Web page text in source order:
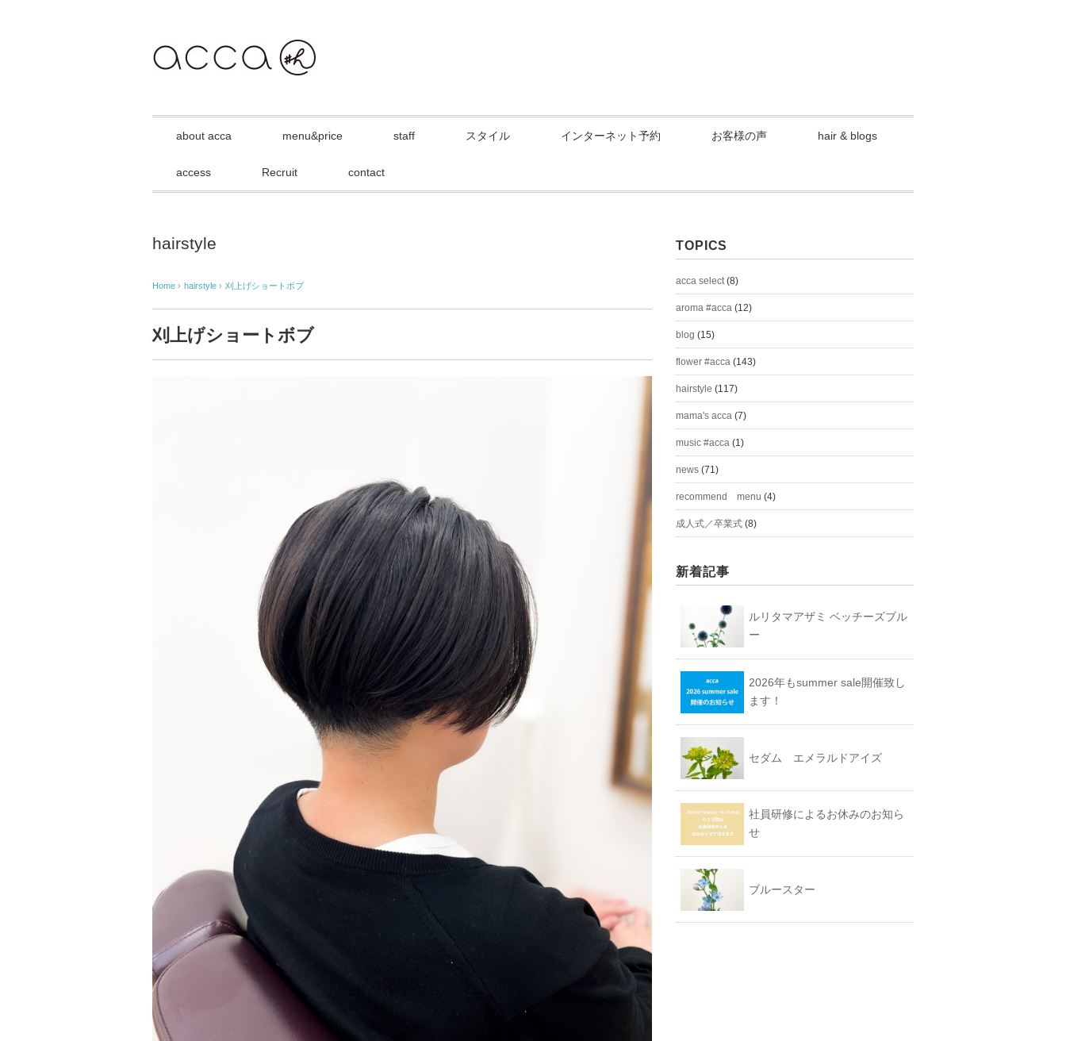
about acca menu&price staff スタイル インターネット予約 お客様の声 hair & blogs
access Recruit contact
hairstyle
Home › hairstyle › 刈上げショートボブ
刈上げショートボブ
TOPICS
acca select(8)
aroma #acca (12)
blog (15)
flower #acca (143)
hairstyle (117)
mama's acca (7)
music #acca (1)
news (71)
recommend menu (4)
成人式／卒業式 (8)
新着記事
ルリタマアザミ ベッチーズブル
ー
2026年もsummer sale開催致し
ます！
セダム エメラルドアイズ
社員研修によるお休みのお知ら
せ
ブルースター